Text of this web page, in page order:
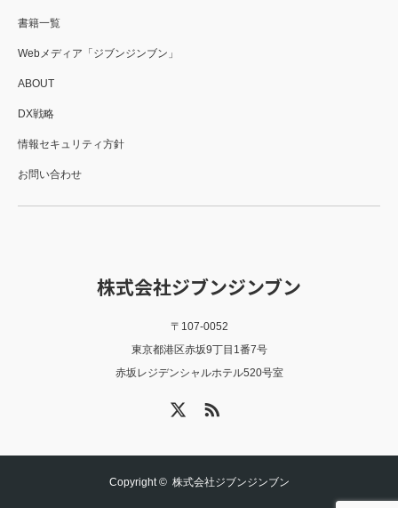
書籍一覧
Webメディア「ジブンジンブン」
ABOUT
DX戦略
情報セキュリティ方針
お問い合わせ
株式会社ジブンジンブン
〒107-0052
東京都港区赤坂9丁目1番7号
赤坂レジデンシャルホテル520号室
Copyright © 株式会社ジブンジンブン